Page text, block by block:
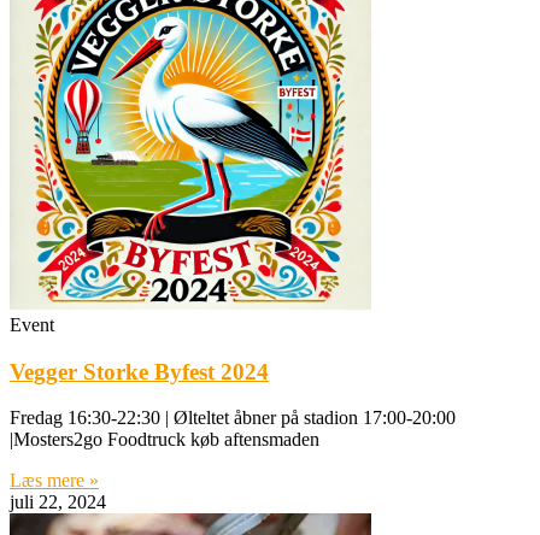
Event
Vegger Storke Byfest 2024
Fredag 16:30-22:30 | Ølteltet åbner på stadion 17:00-20:00
|Mosters2go Foodtruck køb aftensmaden
Læs mere »
juli 22, 2024